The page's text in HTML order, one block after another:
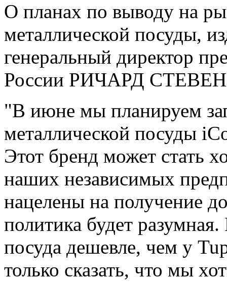
О планах по выводу на
металлической посуды,
генеральный директор
России РИЧАРД
"В июне мы планируем
металлической посуды
Этот бренд может стать
наших независимых
нацелены на получение
политика будет
посуда дешевле, чем у
только сказать, что мы